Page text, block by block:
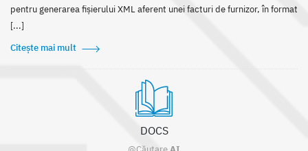
pentru generarea fișierului XML aferent unei facturi de furnizor, în format
[...]
Citește mai mult
DOCS